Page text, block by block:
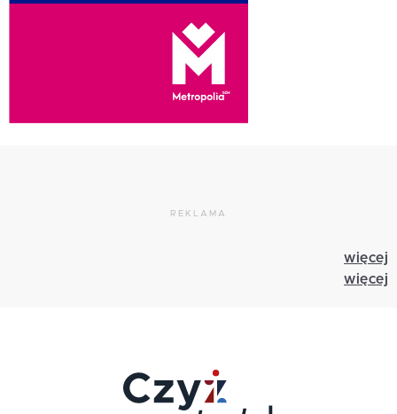
REKLAMA
więcej
więcej